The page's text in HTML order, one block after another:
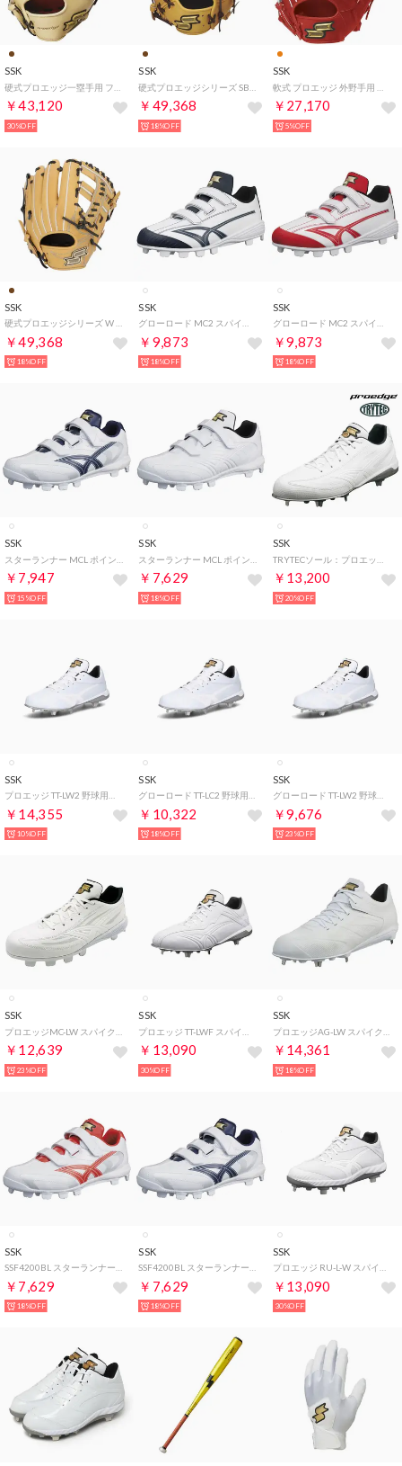
SSK
￥43,120
30%OFF
SSK
￥49,368
18%OFF
SSK
￥27,170
5%OFF
SSK
￥49,368
18%OFF
SSK
￥9,873
18%OFF
SSK
￥9,873
18%OFF
SSK
￥7,947
15%OFF
SSK
￥7,629
18%OFF
SSK
￥13,200
20%OFF
SSK
￥14,355
10%OFF
SSK
￥10,322
18%OFF
SSK
￥9,676
23%OFF
SSK
￥12,639
23%OFF
SSK
￥13,090
30%OFF
SSK
￥14,361
18%OFF
SSK
￥7,629
18%OFF
SSK
￥7,629
18%OFF
SSK
￥13,090
30%OFF